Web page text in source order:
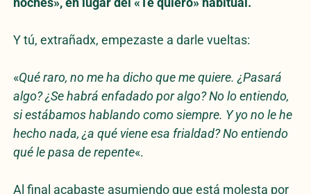
Y tú, extrañadx, empezaste a darle vueltas:
«Qué raro, no me ha dicho que me quiere. ¿Pasará
algo? ¿Se habrá enfadado por algo? No lo entiendo,
si estábamos hablando como siempre. Y yo no le he
hecho nada, ¿a qué viene esa frialdad? No entiendo
qué le pasa de repente«.
Al final acabaste asumiendo que está molesta por